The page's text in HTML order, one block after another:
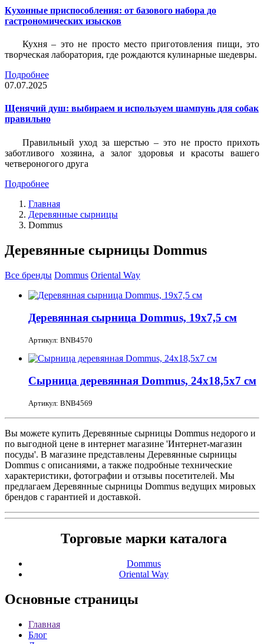
Кухонные приспособления: от базового набора до
гастрономических изысков
Кухня – это не просто место приготовления пищи, это
творческая лаборатория, где рождаются кулинарные шедевры.
Подробнее
07.07.2025
Щенячий душ: выбираем и используем шампунь для собак
правильно
Правильный уход за шерстью – это не просто прихоть
заботливого хозяина, а залог здоровья и красоты вашего
четвероногого друга
Подробнее
Главная
Деревянные сырницы
Dommus
Деревянные сырницы Dommus
Все бренды Dommus Oriental Way
Деревянная сырница Dommus, 19х7,5 см
Артикул: BNB4570
Сырница деревянная Dommus, 24х18,5х7 см
Артикул: BNB4569
Вы можете купить Деревянные сырницы Dommus недорого и
по выгодной цене в интернет магазине 'Интернет-магазин
посуды'. В магазине представлены Деревянные сырницы
Dommus с описаниями, а также подробные технические
характеристики, фотографии и отзывы посетителей. Мы
предлагаем Деревянные сырницы Dommus ведущих мировых
брендов с гарантией и доставкой.
Торговые марки каталога
Dommus
Oriental Way
Основные страницы
Главная
Блог